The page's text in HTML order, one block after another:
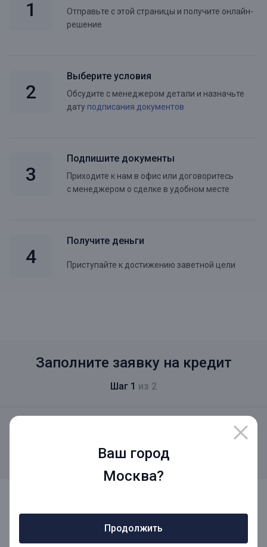
Ваш город
Москва?
Продолжить
Отправьте с этой страницы и получите онлайн-
решение
Выберите условия
Обсудите с менеджером детали и назначьте
дату подписания документов
Подпишите документы
Приходите к нам в офис или договоритесь
с менеджером о сделке в удобном месте
Получите деньги
Приступайте к достижению заветной цели
Заполните заявку на кредит
Шаг 1 из 2
35%
за заполнение шага 1